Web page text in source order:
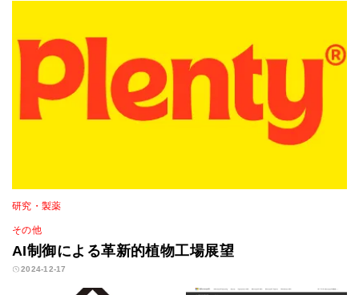
研究・製薬
その他
AI制御による革新的植物工場展望
2024-12-17